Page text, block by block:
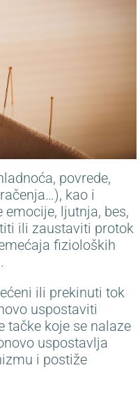
povrede,
kao i
ljutnja, bes,
ili zaustaviti protok
fizioloških
ili prekinuti tok
uspostaviti
tačke koje se nalaze
uspostavlja
i postiže